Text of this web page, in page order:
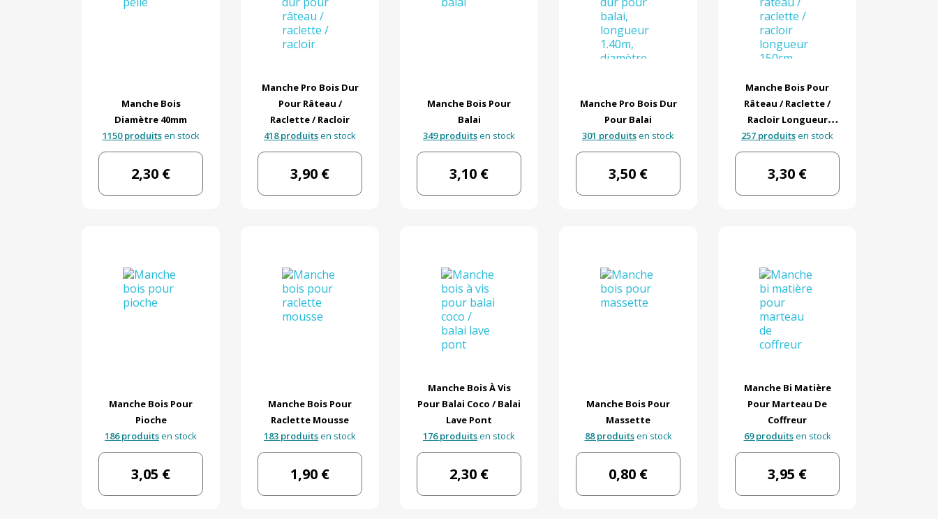
Manche Bois
Diamètre 40mm
1150 produitsen stock
2,30 €
Manche Pro Bois Dur
Pour Râteau /
Raclette / Racloir
418 produitsen stock
3,90 €
Manche Bois Pour
Balai
349 produitsen stock
3,10 €
Manche Pro Bois Dur
Pour Balai
301 produitsen stock
3,50 €
Manche Bois Pour
Râteau / Raclette /
Racloir Longueur
150cm
257 produitsen stock
3,30 €
Manche Bois Pour
Pioche
186 produitsen stock
3,05 €
Manche Bois Pour
Raclette Mousse
183 produitsen stock
1,90 €
Manche Bois À Vis
Pour Balai Coco / Balai
Lave Pont
176 produitsen stock
2,30 €
Manche Bois Pour
Massette
88 produitsen stock
0,80 €
Manche Bi Matière
Pour Marteau De
Coffreur
69 produitsen stock
3,95 €